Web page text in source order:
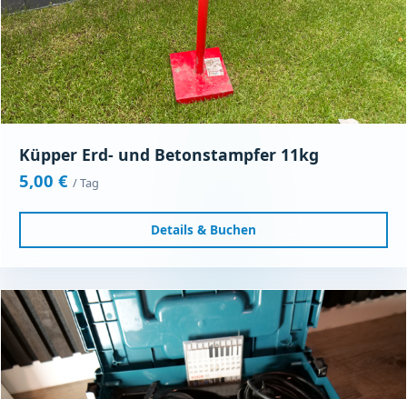
Küpper Erd- und Betonstampfer 11kg
5,00 € / Tag
Details & Buchen